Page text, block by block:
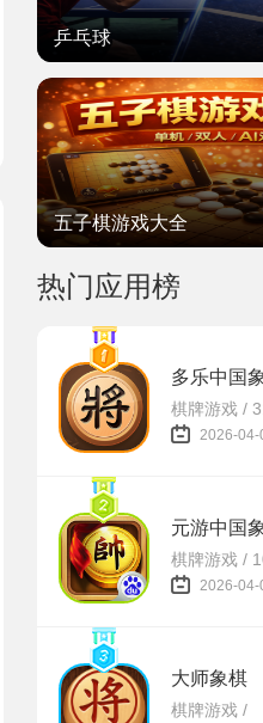
乒乓球
五子棋游戏大全
热门应用榜
多乐中国
棋牌游戏 /
2026-04-
元游中国
棋牌游戏 /
2026-04-
大师象棋
棋牌游戏 /